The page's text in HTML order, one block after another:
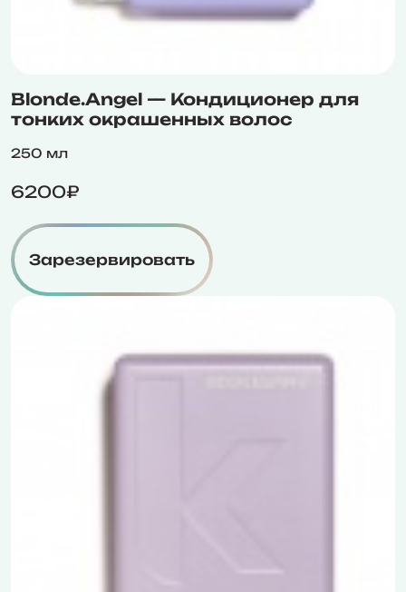
Blonde.Angel — Кондиционер для
тонких окрашенных волос
250 мл
6200₽
Зарезервировать